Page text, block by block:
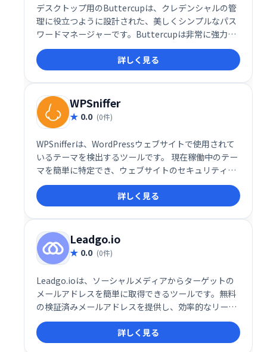
デスクトップ用のButtercupは、クレデンシャルの管
理に役立つように設計された、美しくシンプルなパス
ワードマネージャーです。Buttercupは非常に強力な
暗号化を使用して、単一のマスターパスワードで機密
情報を保護します-サービスごとに、より強力で複雑な
パスワードを自由に使用して、Buttercupに安全に保
管させてください。
詳しく見る
WPSniffer
0.0 (0件)
WPSnifferは、WordPressウェブサイトで使用されて
いるテーマを検出するツールです。 現在稼働中のテー
マを簡単に特定でき、ウェブサイトのセキュリティや
保守管理に役立ちます。 複雑な設定は不要で、迅速か
つ正確にテーマ情報を取得できます。
詳しく見る
Leadgo.io
0.0 (0件)
Leadgo.ioは、ソーシャルメディアからターゲットの
メールアドレスを簡単に取得できるツールです。無料
の検証済みメールアドレスを提供し、効率的なリード
ジェネレーションを支援します。営業活動の効率化や
顧客獲得に役立ちます。詳しく見る